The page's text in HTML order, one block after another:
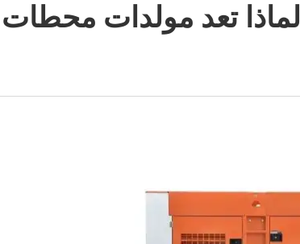
لماذا تعد مولدات محطات